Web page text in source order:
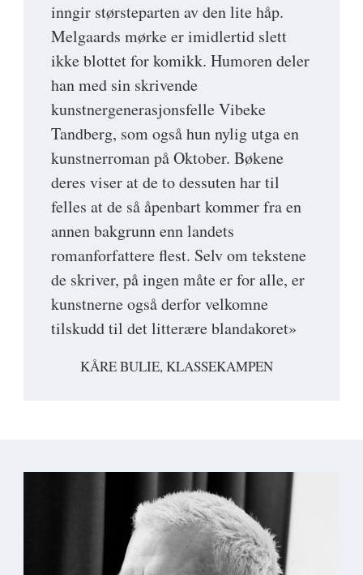
inngir størsteparten av den lite håp.
Melgaards mørke er imidlertid slett
ikke blottet for komikk. Humoren deler
han med sin skrivende
kunstnergenerasjonsfelle Vibeke
Tandberg, som også hun nylig utga en
kunstnerroman på Oktober. Bøkene
deres viser at de to dessuten har til
felles at de så åpenbart kommer fra en
annen bakgrunn enn landets
romanforfattere flest. Selv om tekstene
de skriver, på ingen måte er for alle, er
kunstnerne også derfor velkomne
tilskudd til det litterære blandakoret»
KÅRE BULIE, KLASSEKAMPEN